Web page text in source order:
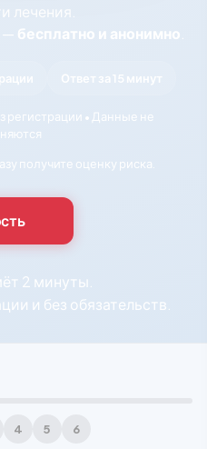
лечения.
— бесплатно и анонимно
Ответ за 15 минут
регистрации • Данные не
получите оценку риска.
2 минуты.
и без обязательств.
4 5 6